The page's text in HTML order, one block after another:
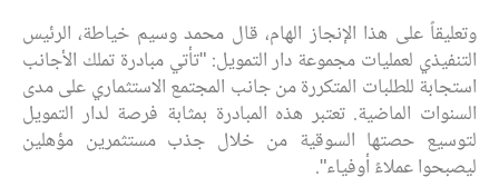
وتعليقاً على هذا الإنجاز الهام، قال محمد وسيم خياطة، الرئيس
التنفيذي لعمليات مجموعة ‏دار التمويل: "تأتي مبادرة تملك الأجانب
استجابة للطلبات المتكررة من جانب المجتمع ‏الاستثماري على مدى
السنوات الماضية. تعتبر هذه المبادرة بمثابة فرصة لدار التمويل
‏لتوسيع حصتها السوقية من خلال جذب مستثمرين مؤهلين
ليصبحوا عملاءً أوفياء". ‏